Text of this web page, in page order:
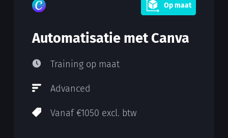
Op maat
Automatisatie met Canva
Training op maat
Advanced
Vanaf €1050 excl. btw